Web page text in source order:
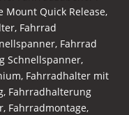
Mount Quick Release,
, Fahrrad
, Fahrrad
Schnellspanner,
, Fahrradhalter mit
, Fahrradhalterung
, Fahrradmontage,